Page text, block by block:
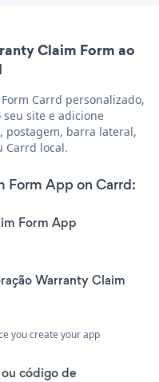
Claim Form ao
Carrd personalizado,
seu site e adicione
postagem, barra lateral,
Carrd local.
Form App on Carrd:
Form App
Warranty Claim
you create your app
código de